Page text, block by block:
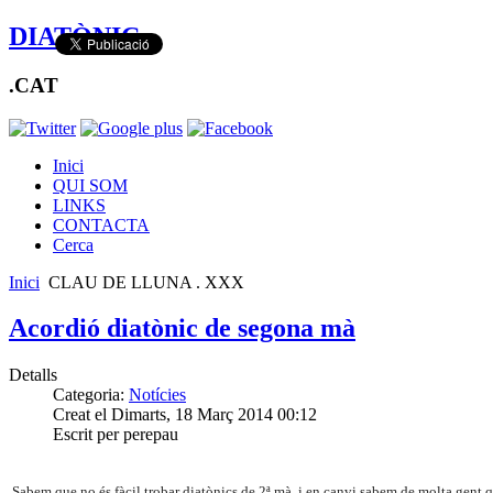
DIATÒNIC
.CAT
Inici
QUI SOM
LINKS
CONTACTA
Cerca
Inici CLAU DE LLUNA . XXX
Acordió diatònic de segona mà
Detalls
Categoria: Notícies
Creat el Dimarts, 18 Març 2014 00:12
Escrit per perepau